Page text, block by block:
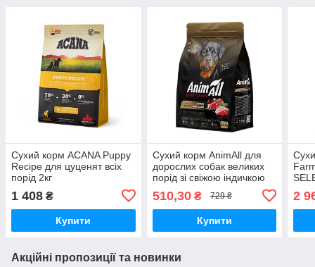
Сухий корм ACANA Puppy
Recipe для цуценят всіх
порід 2кг
1 408 ₴
Купити
Сухий корм AnimAll для
дорослих собак великих
порід зі свіжою індичкою
510,30₴ 729 ₴
Купити
2
Акційні пропозиції та новинки